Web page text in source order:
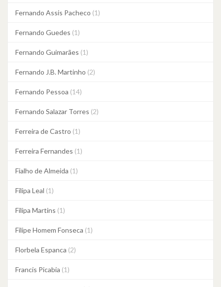
Fernando Assis Pacheco (1)
Fernando Guedes (1)
Fernando Guimarães (1)
Fernando J.B. Martinho (2)
Fernando Pessoa (14)
Fernando Salazar Torres (2)
Ferreira de Castro (1)
Ferreira Fernandes (1)
Fialho de Almeida (1)
Filipa Leal (1)
Filipa Martins (1)
Filipe Homem Fonseca (1)
Florbela Espanca (2)
Francis Picabia (1)